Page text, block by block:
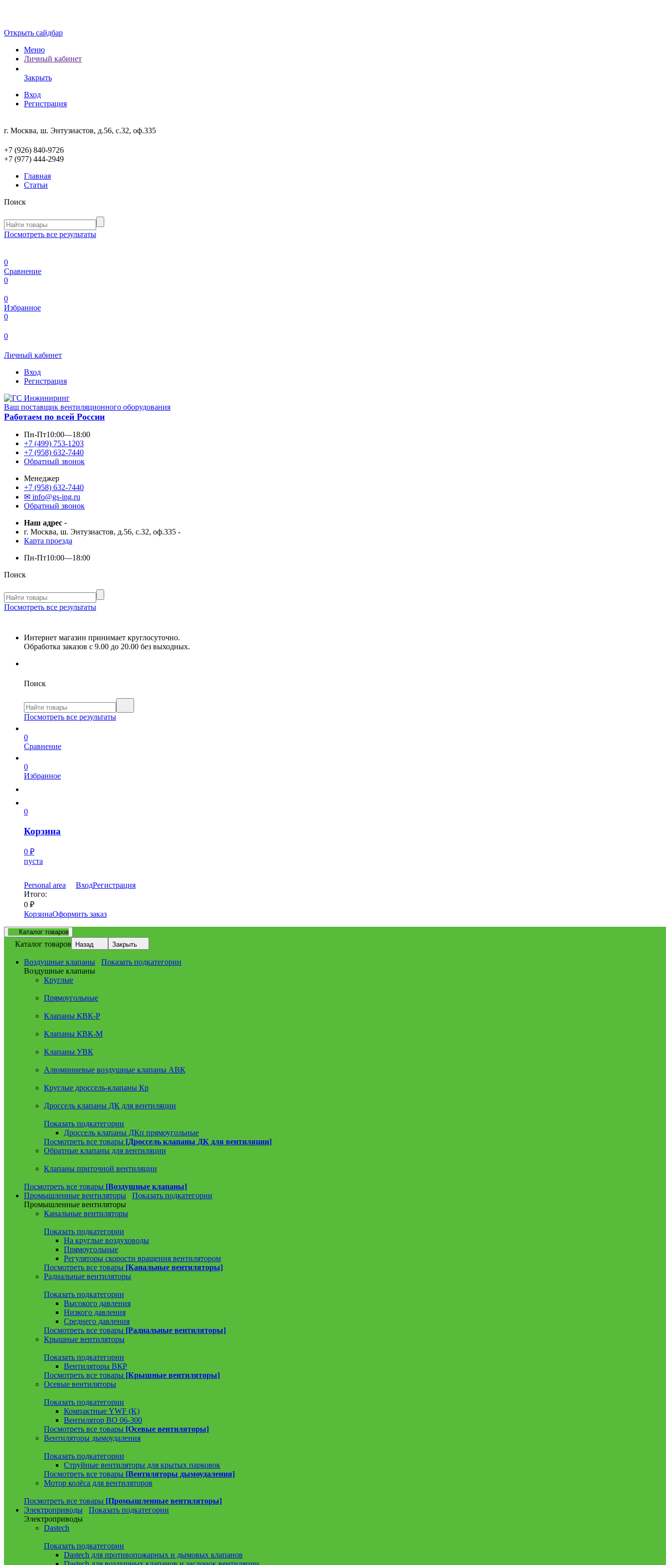
Открыть сайдбар
Меню
Личный кабинет
Закрыть
Вход
Регистрация
г. Москва, ш. Энтузиастов, д.56, с.32, оф.335
+7 (926) 840-9726
+7 (977) 444-2949
Главная
Статьи
Поиск
Посмотреть все результаты
0
Сравнение
0
0
Избранное
0
0
Личный кабинет
Вход
Регистрация
Ваш поставщик вентиляционного оборудования
Работаем по всей России
Пн-Пт10:00—18:00
+7 (499) 753-1203
+7 (958) 632-7440
Обратный звонок
Менеджер
+7 (958) 632-7440
✉ info@gs-ing.ru
Обратный звонок
Наш адрес -
г. Москва, ш. Энтузиастов, д.56, с.32, оф.335 -
Карта проезда
Пн-Пт10:00—18:00
Поиск
Посмотреть все результаты
Интернет магазин принимает круглосуточно.
Обработка заказов с 9.00 до 20.00 без выходных.
Поиск
Посмотреть все результаты
0
Сравнение
0
Избранное
0
Корзина
0 ₽
пуста
Personal area ВходРегистрация
Итого:
0 ₽
КорзинаОформить заказ
Каталог товаров
Каталог товаров Назад Закрыть
Воздушные клапаны
Показать подкатегории
Воздушные клапаны
Круглые
Прямоугольные
Клапаны КВК-Р
Клапаны КВК-М
Клапаны УВК
Алюминиевые воздушные клапаны АВК
Круглые дроссель-клапаны Кр
Дроссель клапаны ДК для вентиляции
Показать подкатегории
Дроссель клапаны ДКп прямоугольные
Посмотреть все товары [Дроссель клапаны ДК для вентиляции]
Обратные клапаны для вентиляции
Клапаны приточной вентиляции
Посмотреть все товары [Воздушные клапаны]
Промышленные вентиляторы
Показать подкатегории
Промышленные вентиляторы
Канальные вентиляторы
Показать подкатегории
На круглые воздуховоды
Прямоугольные
Регуляторы скорости вращения вентилятором
Посмотреть все товары [Канальные вентиляторы]
Радиальные вентиляторы
Показать подкатегории
Высокого давления
Низкого давления
Среднего давления
Посмотреть все товары [Радиальные вентиляторы]
Крышные вентиляторы
Показать подкатегории
Вентиляторы ВКР
Посмотреть все товары [Крышные вентиляторы]
Осевые вентиляторы
Показать подкатегории
Компактные YWF (K)
Вентилятор ВО 06-300
Посмотреть все товары [Осевые вентиляторы]
Вентиляторы дымоудаления
Показать подкатегории
Струйные вентиляторы для крытых парковок
Посмотреть все товары [Вентиляторы дымоудаления]
Мотор колёса для вентиляторов
Посмотреть все товары [Промышленные вентиляторы]
Электроприводы
Показать подкатегории
Электроприводы
Dastech
Показать подкатегории
Dastech для противопожарных и дымовых клапанов